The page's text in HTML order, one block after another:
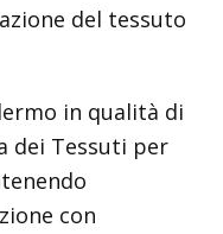
del tessuto
in qualità di
dei Tessuti per
con